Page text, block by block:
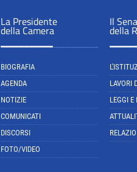
La Presidente
della Camera
BIOGRAFIA
AGENDA
NOTIZIE
COMUNICATI
DISCORSI
FOTO/VIDEO
Il
della
LAVORI
LEGGI E